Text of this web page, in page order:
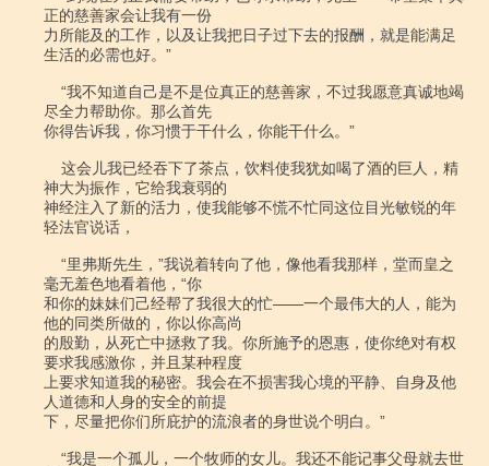
正的慈善家会让我有一份
力所能及的工作，以及让我把日子过下去的报酬，就是能满足
生活的必需也好。”
尽全力帮助你。那么首先
你得告诉我，你习惯于干什么，你能干什么。”
神大为振作，它给我衰弱的
神经注入了新的活力，使我能够不慌不忙同这位目光敏锐的年
轻法官说话，
毫无羞色地看着他，“你
和你的妹妹们己经帮了我很大的忙――一个最伟大的人，能为
他的同类所做的，你以你高尚
的殷勤，从死亡中拯救了我。你所施予的恩惠，使你绝对有权
要求我感激你，并且某种程度
上要求知道我的秘密。我会在不损害我心境的平静、自身及他
人道德和人身的安全的前提
下，尽量把你们所庇护的流浪者的身世说个明白。”